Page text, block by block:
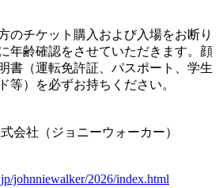
のチケット購入および入場をお断り
年齢確認をさせていただきます。顔
書（運転免許証、パスポート、学生
等）を必ずお持ちください。
会社（ジョニーウォーカー）
johnniewalker/2026/index.html